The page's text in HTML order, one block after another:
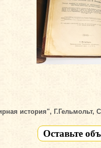
история", Г.Гельмольт,
Оставьте